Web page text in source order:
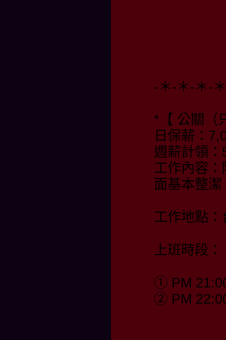
-＊-＊-＊-
*【 公關（
日保薪：
週薪計領
工作內容
面基本整潔
工作地點
上班時段：
① PM
② PM